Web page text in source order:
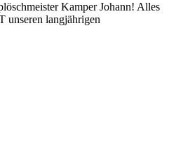
Kamper Johann! Alles
langjährigen